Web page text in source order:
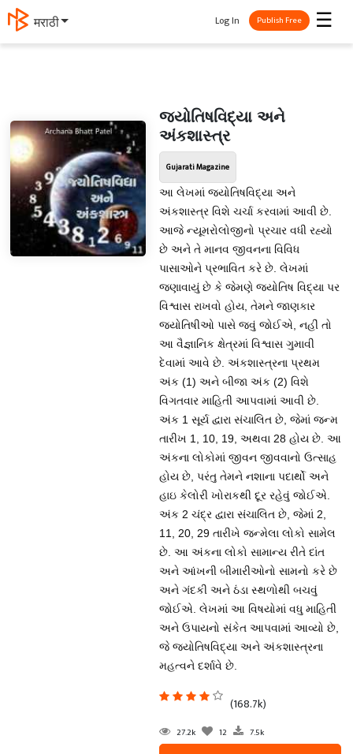
मराठी ☰
Log In Publish Free
જ્યોતિષવિદ્યા અને
અંકશાસ્ત્ર
Gujarati Magazine
આ લેખમાં જ્યોતિષવિદ્યા અને
અંકશાસ્ત્ર વિશે ચર્ચા કરવામાં આવી છે.
આજે ન્યૂમરોલોજીનો પ્રચાર વધી રહ્યો
છે અને તે માનવ જીવનના વિવિધ
પાસાઓને પ્રભાવિત કરે છે. લેખમાં
જણાવાયું છે કે જેમણે જ્યોતિષ વિદ્યા પર
વિશ્વાસ રાખવો હોય, તેમને જાણકાર
જ્યોતિષીઓ પાસે જવું જોઈએ, નહીં તો
આ વૈજ્ઞાનિક ક્ષેત્રમાં વિશ્વાસ ગુમાવી
દેવામાં આવે છે. અંકશાસ્ત્રના પ્રથમ
અંક (1) અને બીજા અંક (2) વિશે
વિગતવાર માહિતી આપવામાં આવી છે.
અંક 1 સૂર્ય દ્વારા સંચાલિત છે, જેમાં જન્મ
તારીખ 1, 10, 19, અથવા 28 હોય છે. આ
અંકના લોકોમાં જીવન જીવવાનો ઉત્સાહ
હોય છે, પરંતુ તેમને નશાના પદાર્થો અને
હાઇ કેલોરી ખોરાકથી દૂર રહેવું જોઈએ.
અંક 2 ચંદ્ર દ્વારા સંચાલિત છે, જેમાં 2,
11, 20, 29 તારીખે જન્મેલા લોકો સામેલ
છે. આ અંકના લોકો સામાન્ય રીતે દાંત
અને આંખની બીમારીઓનો સામનો કરે છે
અને ગંદકી અને ઠંડા સ્થળોથી બચવું
જોઈએ. લેખમાં આ વિષયોમાં વધુ માહિતી
અને ઉપાયનો સંકેત આપવામાં આવ્યો છે,
જે જ્યોતિષવિદ્યા અને અંકશાસ્ત્રના
મહત્વને દર્શાવે છે.
(168.7k)
27.2k 12 7.5k